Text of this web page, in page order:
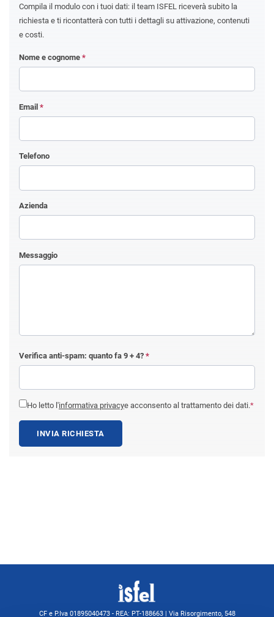
Compila il modulo con i tuoi dati: il team ISFEL riceverà subito la
richiesta e ti ricontatterà con tutti i dettagli su attivazione, contenuti
e costi.
Nome e cognome *
Email *
Telefono
Azienda
Messaggio
Verifica anti-spam: quanto fa 9 + 4? *
Ho letto l'informativa privacye acconsento al trattamento dei dati.*
INVIA RICHIESTA
CF e P.Iva 01895040473 - REA: PT-188663 | Via Risorgimento, 548